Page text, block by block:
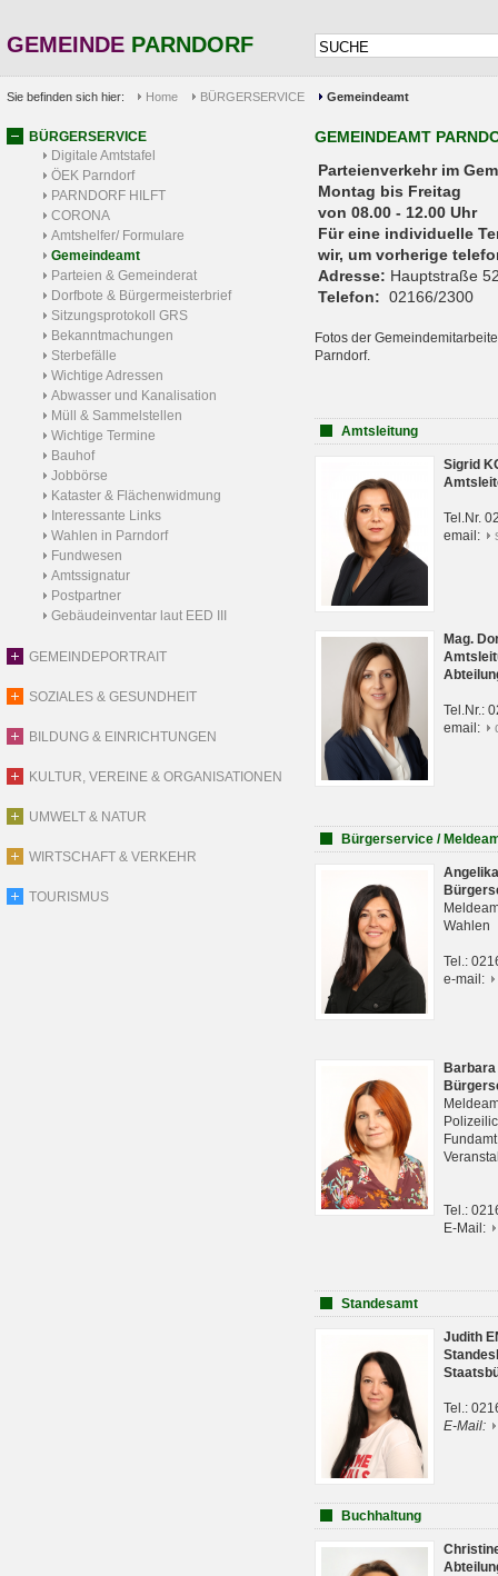
GEMEINDE PARNDORF
Sie befinden sich hier: Home BÜRGERSERVICE Gemeindeamt
BÜRGERSERVICE
Digitale Amtstafel
ÖEK Parndorf
PARNDORF HILFT
CORONA
Amtshelfer/ Formulare
Gemeindeamt
Parteien & Gemeinderat
Dorfbote & Bürgermeisterbrief
Sitzungsprotokoll GRS
Bekanntmachungen
Sterbefälle
Wichtige Adressen
Abwasser und Kanalisation
Müll & Sammelstellen
Wichtige Termine
Bauhof
Jobbörse
Kataster & Flächenwidmung
Interessante Links
Wahlen in Parndorf
Fundwesen
Amtssignatur
Postpartner
Gebäudeinventar laut EED III
GEMEINDEPORTRAIT
SOZIALES & GESUNDHEIT
BILDUNG & EINRICHTUNGEN
KULTUR, VEREINE & ORGANISATIONEN
UMWELT & NATUR
WIRTSCHAFT & VERKEHR
TOURISMUS
GEMEINDEAMT
Parteienverkehr
Montag bis Freitag
von 08.00 - 12.00 Uhr
Für eine individuelle
wir, um vorherige
Adresse: Hauptstraße
Telefon: 02166/2300
Fotos der
Parndorf.
Amtsleitung
Sigrid
Tel.Nr.
email:
Mag.
Tel.Nr.:
email:
Bürgerservice /
Wahlen
Tel.:
e-mail:
Tel.:
E-Mail:
Standesamt
Judith
Tel.:
E-Mail:
Buchhaltung